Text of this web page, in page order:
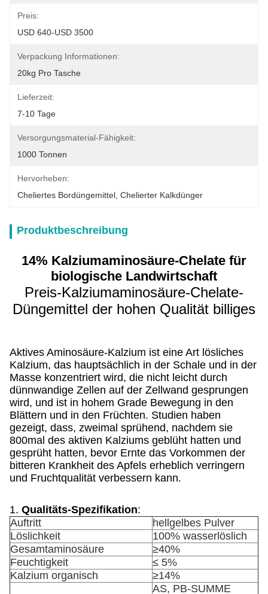
Preis:
USD 640-USD 3500
Verpackung Informationen:
20kg Pro Tasche
Lieferzeit:
7-10 Tage
Versorgungsmaterial-Fähigkeit:
1000 Tonnen
Hervorheben:
Cheliertes Bordüngemittel Chelierter Kalkdünger
Produktbeschreibung
14% Kalziumaminosäure-Chelate für
biologische Landwirtschaft
Preis-Kalziumaminosäure-Chelate-
Düngemittel der hohen Qualität billiges
Aktives Aminosäure-Kalzium ist eine Art lösliches
Kalzium, das hauptsächlich in der Schale und in der
Masse konzentriert wird, die nicht leicht durch
dünnwandige Zellen auf der Zellwand gesprungen
wird, und ist in hohem Grade Bewegung in den
Blättern und in den Früchten. Studien haben
gezeigt, dass, zweimal sprühend, nachdem sie
800mal des aktiven Kalziums geblüht hatten und
gesprüht hatten, bevor Ernte das Vorkommen der
bitteren Krankheit des Apfels erheblich verringern
und Fruchtqualität verbessern kann.
1. Qualitäts-Spezifikation:
Auftritt
hellgelbes Pulver
Löslichkeit
100% wasserlöslich
Gesamtaminosäure
≥40%
Feuchtigkeit
≤ 5%
Kalzium organisch
≥14%
AS, PB-SUMME